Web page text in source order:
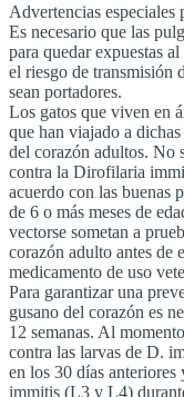
Advertencias especiales
Es necesario que las
para quedar expuestas
el riesgo de transmisión
sean portadores.
Los gatos que viven en
que han viajado a
del corazón adultos. No
contra la Dirofilaria
acuerdo con las buenas
de 6 o más meses de
vectorse sometan a
corazón adulto antes de
medicamento de uso
Para garantizar una
gusano del corazón es
12 semanas. Al
contra las larvas de D.
en los 30 días
immitis (L3 y L4)